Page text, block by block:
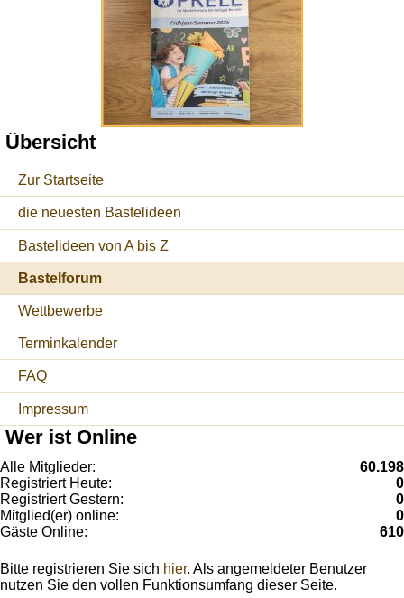
Übersicht
Zur Startseite
die neuesten Bastelideen
Bastelideen von A bis Z
Bastelforum
Wettbewerbe
Terminkalender
FAQ
Impressum
Wer ist Online
Alle Mitglieder:
60.198
Registriert Heute:
0
Registriert Gestern:
0
Mitglied(er) online:
0
Gäste Online:
610
Bitte registrieren Sie sich hier. Als angemeldeter Benutzer
nutzen Sie den vollen Funktionsumfang dieser Seite.